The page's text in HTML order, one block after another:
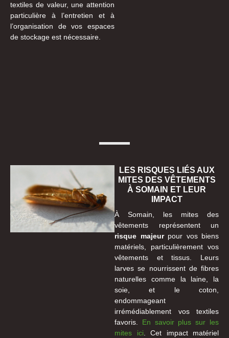
textiles de valeur, une attention
particulière à l’entretien et à
l’organisation de vos espaces
de stockage est nécessaire.
LES RISQUES LIÉS AUX
MITES DES VÊTEMENTS
À SOMAIN ET LEUR
IMPACT
À Somain, les mites des
vêtements représentent un
risque majeurpour vos biens
matériels, particulièrement vos
vêtements et tissus. Leurs
larves se nourrissent de fibres
naturelles comme la laine, la
soie, et le coton,
endommageant
irrémédiablement vos textiles
favoris. En savoir plus sur les
mites ici. Cet impact matériel